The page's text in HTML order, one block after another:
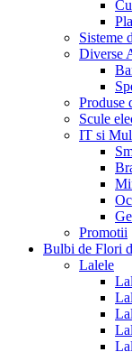
Sisteme
Diverse
Produse
Scule
IT si
Promotii
Bulbi de Flori
Lalele